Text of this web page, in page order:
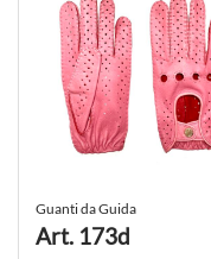
Guanti da Guida
Art. 173d